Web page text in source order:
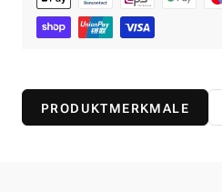
PRODUKTMERKMALE